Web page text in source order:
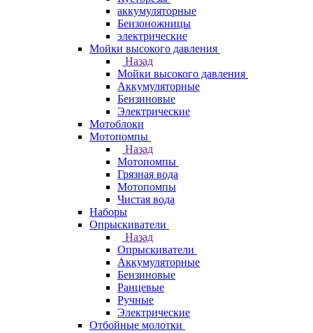
аккумуляторные
Бензоножницы
электрические
Мойки высокого давления
Назад
Мойки высокого давления
Аккумуляторные
Бензиновые
Электрические
Мотоблоки
Мотопомпы
Назад
Мотопомпы
Грязная вода
Мотопомпы
Чистая вода
Наборы
Опрыскиватели
Назад
Опрыскиватели
Аккумуляторные
Бензиновые
Ранцевые
Ручные
Электрические
Отбойные молотки